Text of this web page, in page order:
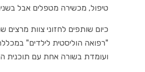
טיפול, מכשירה מטפלים אבל
כיום שותפים לחזוני צוות
"רפואה הוליסטית לילדים"
ועומדת בשורה אחת עם תוכנית